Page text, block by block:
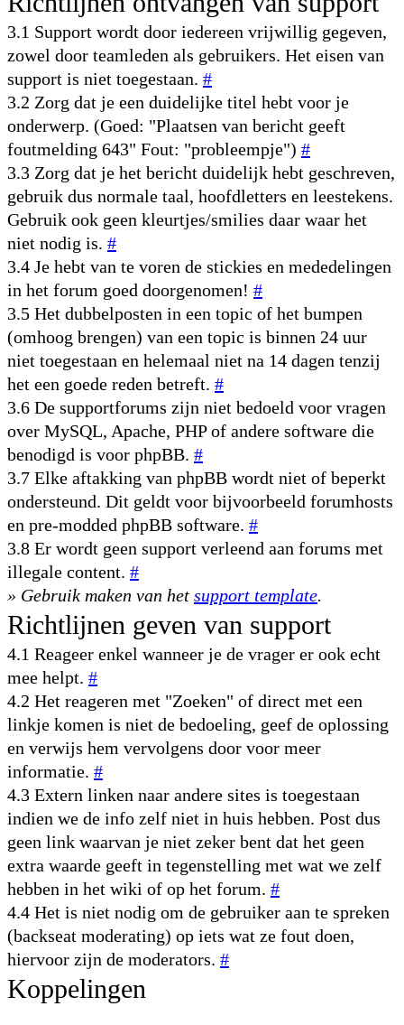
3.1 Support wordt door iedereen vrijwillig gegeven,
zowel door teamleden als gebruikers. Het eisen van
support is niet toegestaan. #
3.2 Zorg dat je een duidelijke titel hebt voor je
onderwerp. (Goed: "Plaatsen van bericht geeft
foutmelding 643" Fout: "probleempje") #
3.3 Zorg dat je het bericht duidelijk hebt geschreven,
gebruik dus normale taal, hoofdletters en leestekens.
Gebruik ook geen kleurtjes/smilies daar waar het
niet nodig is. #
3.4 Je hebt van te voren de stickies en mededelingen
in het forum goed doorgenomen! #
3.5 Het dubbelposten in een topic of het bumpen
(omhoog brengen) van een topic is binnen 24 uur
niet toegestaan en helemaal niet na 14 dagen tenzij
het een goede reden betreft. #
3.6 De supportforums zijn niet bedoeld voor vragen
over MySQL, Apache, PHP of andere software die
benodigd is voor phpBB. #
3.7 Elke aftakking van phpBB wordt niet of beperkt
ondersteund. Dit geldt voor bijvoorbeeld forumhosts
en pre-modded phpBB software. #
3.8 Er wordt geen support verleend aan forums met
illegale content. #
» Gebruik maken van het support template.
Richtlijnen geven van support
4.1 Reageer enkel wanneer je de vrager er ook echt
mee helpt. #
4.2 Het reageren met "Zoeken" of direct met een
linkje komen is niet de bedoeling, geef de oplossing
en verwijs hem vervolgens door voor meer
informatie. #
4.3 Extern linken naar andere sites is toegestaan
indien we de info zelf niet in huis hebben. Post dus
geen link waarvan je niet zeker bent dat het geen
extra waarde geeft in tegenstelling met wat we zelf
hebben in het wiki of op het forum. #
4.4 Het is niet nodig om de gebruiker aan te spreken
(backseat moderating) op iets wat ze fout doen,
hiervoor zijn de moderators. #
Koppelingen